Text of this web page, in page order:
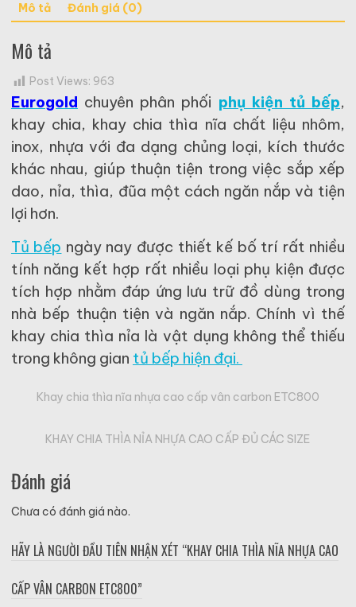
lượng
Mô tả Đánh giá (0)
Mô tả
Post Views: 963
Eurogold chuyên phân phối phụ kiện tủ bếp,
khay chia, khay chia thìa nĩa chất liệu nhôm,
inox, nhựa với đa dạng chủng loại, kích thước
khác nhau, giúp thuận tiện trong việc sắp xếp
dao, nỉa, thìa, đũa một cách ngăn nắp và tiện
lợi hơn.
Tủ bếp ngày nay được thiết kế bố trí rất nhiều
tính năng kết hợp rất nhiều loại phụ kiện được
tích hợp nhằm đáp ứng lưu trữ đồ dùng trong
nhà bếp thuận tiện và ngăn nắp. Chính vì thế
khay chia thìa nỉa là vật dụng không thể thiếu
trong không gian tủ bếp hiện đại.
Khay chia thìa nĩa nhựa cao cấp vân carbon ETC800
KHAY CHIA THÌA NỈA NHỰA CAO CẤP ĐỦ CÁC SIZE
Đánh giá
Chưa có đánh giá nào.
HÃY LÀ NGƯỜI ĐẦU TIÊN NHẬN XÉT “KHAY CHIA THÌA NĨA NHỰA CAO
CẤP VÂN CARBON ETC800”